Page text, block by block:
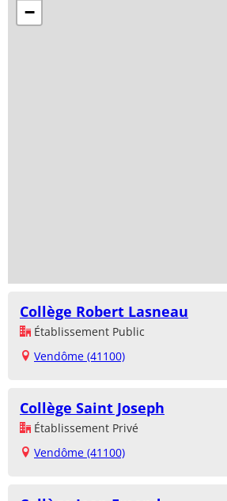
−
Collège Robert Lasneau
Établissement Public
Vendôme (41100)
Collège Saint Joseph
Établissement Privé
Vendôme (41100)